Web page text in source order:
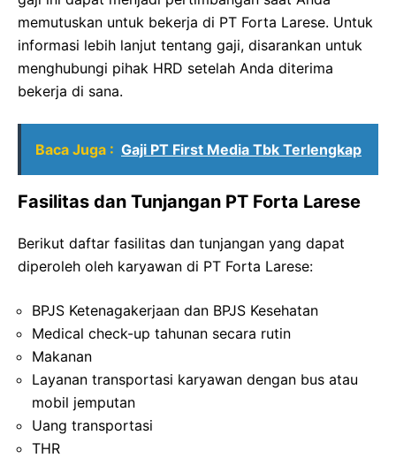
memutuskan untuk bekerja di PT Forta Larese. Untuk
informasi lebih lanjut tentang gaji, disarankan untuk
menghubungi pihak HRD setelah Anda diterima
bekerja di sana.
Baca Juga : Gaji PT First Media Tbk Terlengkap
Fasilitas dan Tunjangan PT Forta Larese
Berikut daftar fasilitas dan tunjangan yang dapat
diperoleh oleh karyawan di PT Forta Larese:
BPJS Ketenagakerjaan dan BPJS Kesehatan
Medical check-up tahunan secara rutin
Makanan
Layanan transportasi karyawan dengan bus atau
mobil jemputan
Uang transportasi
THR